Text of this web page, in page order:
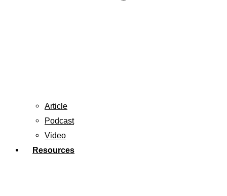
Article
Podcast
Video
Resources